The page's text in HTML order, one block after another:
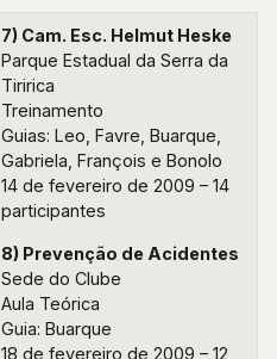
7) Cam. Esc. Helmut Heske
Parque Estadual da Serra da
Tiririca
Treinamento
Guias: Leo, Favre, Buarque,
Gabriela, François e Bonolo
14 de fevereiro de 2009 – 14
participantes
8) Prevenção de Acidentes
Sede do Clube
Aula Teórica
Guia: Buarque
18 de fevereiro de 2009 – 12